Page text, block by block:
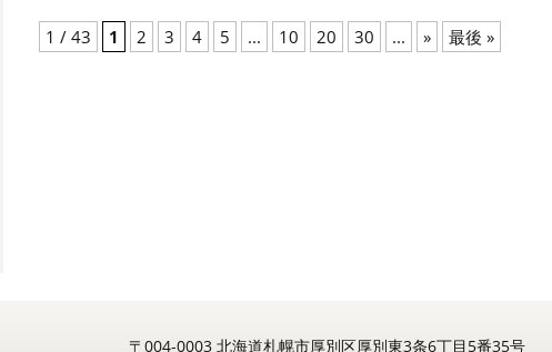
1 / 43 1 2 3 4 5 ... 10 20 30 ... » 最後 »
〒004-0003 北海道札幌市厚別区厚別東3条6丁目5番35号